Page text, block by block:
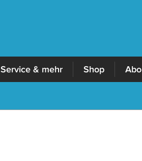
Service & mehr Shop Abo